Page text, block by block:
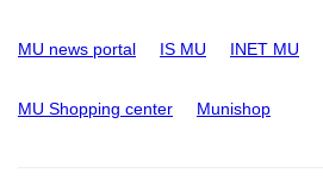
MU news portal IS MU INET MU
MU Shopping center Munishop